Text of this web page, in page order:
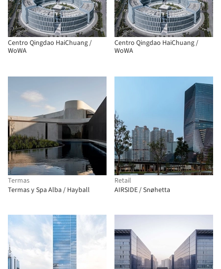
Centro Qingdao HaiChuang /
WoWA
Centro Qingdao HaiChuang /
WoWA
Termas
Termas y Spa Alba / Hayball
Retail
AIRSIDE / Snøhetta